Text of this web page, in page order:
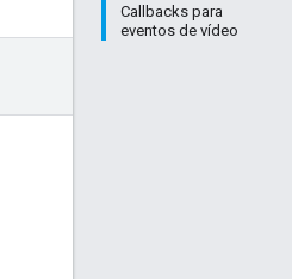
Callbacks para
eventos de vídeo